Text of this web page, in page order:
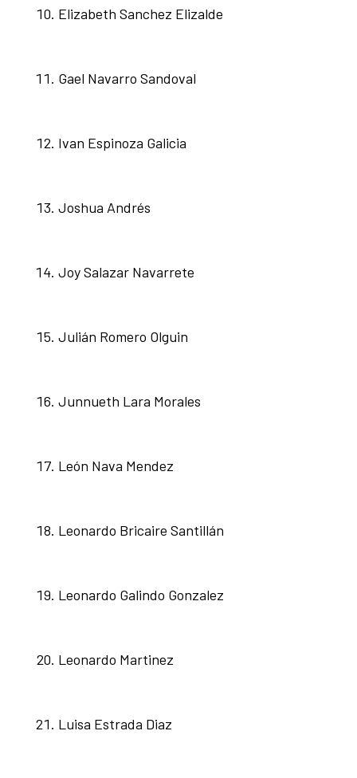
Elizabeth Sanchez Elizalde
Gael Navarro Sandoval
Ivan Espinoza Galicia
Joshua Andrés
Joy Salazar Navarrete
Julián Romero Olguin
Junnueth Lara Morales
León Nava Mendez
Leonardo Bricaire Santillán
Leonardo Galindo Gonzalez
Leonardo Martinez
Luisa Estrada Diaz